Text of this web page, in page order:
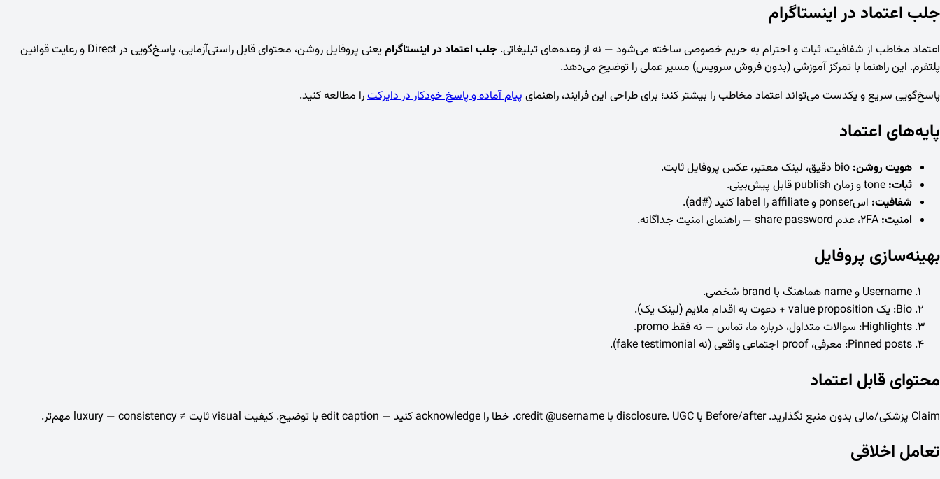
جلب اعتماد در اینستاگرام
اعتماد مخاطب از شفافیت، ثبات و احترام به حریم خصوصی ساخته می‌شود — نه از وعده‌های تبلیغاتی. جلب اعتماد در اینستاگرام
یعنی پروفایل روشن، محتوای قابل راستی‌آزمایی، پاسخ‌گویی در Direct و رعایت قوانین
پلتفرم. این راهنما با تمرکز آموزشی (بدون فروش سرویس) مسیر عملی را توضیح می‌دهد.
پاسخ‌گویی سریع و یکدست می‌تواند اعتماد مخاطب را بیشتر کند؛ برای طراحی این فرایند، راهنمای پیام آماده و پاسخ خودکار در دایرکترا مطالعه کنید.
پایه‌های اعتماد
هویت روشن:
ثبات:
شفافیت: اسponser و affiliate را label کنید (#ad).
امنیت:
بهینه‌سازی پروفایل
Username و name هماهنگ با brand شخصی.
Bio: یک value proposition + دعوت به اقدام ملایم (لینک یک).
Highlights: سوالات متداول، درباره ما، تماس — نه فقط promo.
Pinned posts: معرفی، proof اجتماعی واقعی (نه fake testimonial).
محتوای قابل اعتماد
Claim پزشکی/مالی بدون منبع نگذارید. Before/after با disclosure. UGC با credit @username. خطا را acknowledge کنید — edit caption با توضیح. کیفیت visual ثابت ≠ luxury — consistency مهم‌تر.
تعامل اخلاقی